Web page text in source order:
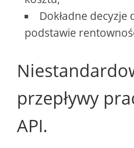
Dokładne decyzje
podstawie
przepływy
API.